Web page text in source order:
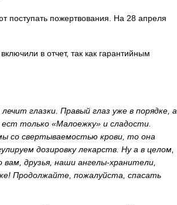
поступать пожертвования. На 28 апреля
в отчет, так как гарантийным
глазки. Правый глаз уже в порядке, а
только «Малоежку» и сладости.
со свертываемостью крови, то она
дозировку лекарств. Ну а в целом,
друзья, наши ангелы-хранители,
Продолжайте, пожалуйста, спасать